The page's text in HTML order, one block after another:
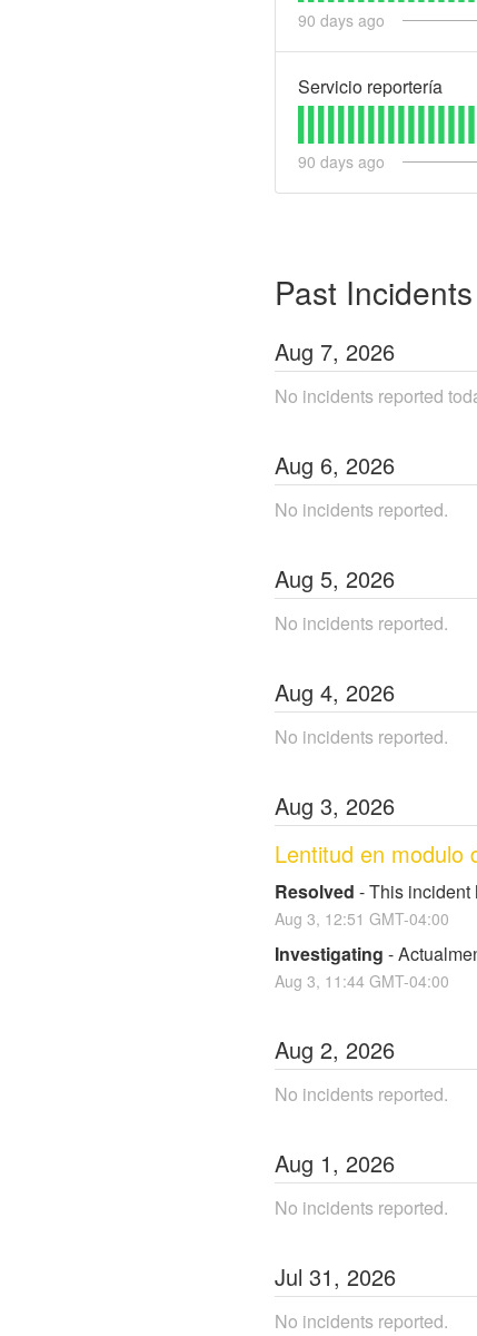
90 days ago
Servicio reportería
90 days ago
Past Incidents
Aug 7, 2026
No incidents reported
Aug 6, 2026
No incidents reported.
Aug 5, 2026
No incidents reported.
Aug 4, 2026
No incidents reported.
Aug 3, 2026
Lentitud en modulo
Resolved -This incident
Aug 3, 12:51 GMT-04:00
Investigating -
Aug 3, 11:44 GMT-04:00
Aug 2, 2026
No incidents reported.
Aug 1, 2026
No incidents reported.
Jul 31, 2026
No incidents reported.